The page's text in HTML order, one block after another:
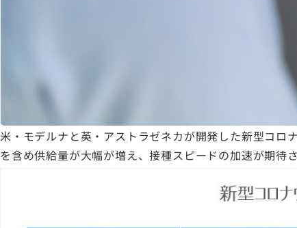
米・モデルナと英・アストラゼネカが開発した新型コ
を含め供給量が大幅が増え、接種スピードの加速が期待